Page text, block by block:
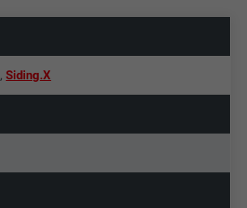
,Siding.X